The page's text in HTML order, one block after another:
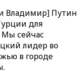
Владимир] Путин
для
Мы сейчас
лидер во
в городе